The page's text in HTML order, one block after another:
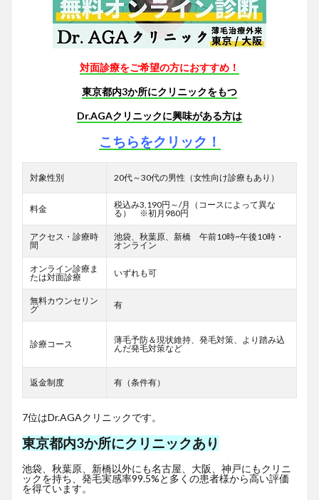
対面診療をご希望の方におすすめ！
東京都内3か所にクリニックをもつ
Dr.AGAクリニックに興味がある方は
こちらをクリック！
対象性別 20代～30代の男性（女性向け診療もあり）
料金
税込み3,190円～/月（コースによって異な
る） ※初月980円
アクセス・診療時
間
池袋、秋葉原、新橋 午前10時~午後10時・
オンライン
オンライン診療ま
たは対面診療
いずれも可
無料カウンセリン
グ
有
診療コース
薄毛予防＆現状維持、発毛対策、より踏み込
んだ発毛対策など
返金制度 有（条件有）
7位はDr.AGAクリニックです。
東京都内3か所にクリニックあり
池袋、秋葉原、新橋以外にも名古屋、大阪、神戸にもクリニ
ックを持ち、発毛実感率99.5%と多くの患者様から高い評価
を得ています。